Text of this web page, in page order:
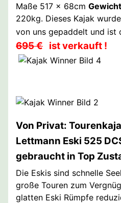
Maße 517 x 68cm
220kg. Dieses Kajak
von uns gepaddelt und ist
695 € ist verkauft !
Von Privat:
Lettmann Eski 525
gebraucht in Top
Die Eskis sind schnelle
große Touren zum
glatten Eski Rümpfe